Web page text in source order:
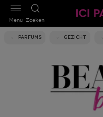
Zoeken
PARFUMS GEZICHT
Menu